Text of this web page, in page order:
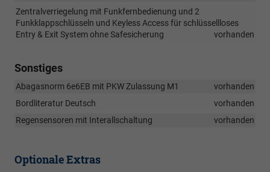
Zentralverriegelung mit Funkfernbedienung und 2
Funkklappschlüsseln und Keyless Access für schlüssellloses
Entry & Exit System ohne Safesicherung
vorhanden
Sonstiges
Abagasnorm 6e6EB mit PKW Zulassung M1
vorhanden
Bordliteratur Deutsch
vorhanden
Regensensoren mit Interallschaltung
vorhanden
Optionale Extras